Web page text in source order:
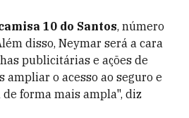
10 do Santos, número
disso, Neymar será a cara
publicitárias e ações de
ampliar o acesso ao seguro e
forma mais ampla", diz